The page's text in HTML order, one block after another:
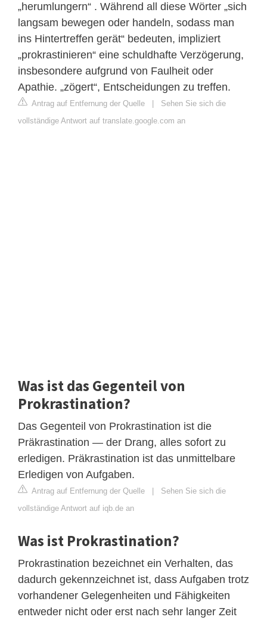
„herumlungern“ . Während all diese Wörter „sich
langsam bewegen oder handeln, sodass man
ins Hintertreffen gerät“ bedeuten, impliziert
„prokrastinieren“ eine schuldhafte Verzögerung,
insbesondere aufgrund von Faulheit oder
Apathie. „zögert“, Entscheidungen zu treffen.
Antrag auf Entfernung der Quelle
Sehen Sie sich die
vollständige Antwort auf translate.google.com an
Was ist das Gegenteil von
Prokrastination?
Das Gegenteil von Prokrastination ist die
Präkrastination — der Drang, alles sofort zu
erledigen. Präkrastination ist das unmittelbare
Erledigen von Aufgaben.
Antrag auf Entfernung der Quelle
Sehen Sie sich die
vollständige Antwort auf iqb.de an
Was ist Prokrastination?
Prokrastination bezeichnet ein Verhalten, das
dadurch gekennzeichnet ist, dass Aufgaben trotz
vorhandener Gelegenheiten und Fähigkeiten
entweder nicht oder erst nach sehr langer Zeit